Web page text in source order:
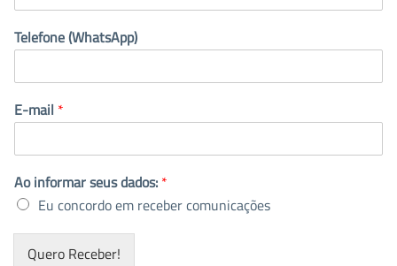
Telefone (WhatsApp)
E-mail *
Ao informar seus dados: *
Eu concordo em receber comunicações
Quero Receber!